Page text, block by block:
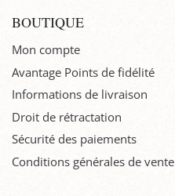
BOUTIQUE
Mon compte
Avantage Points de fidélité
Informations de livraison
Droit de rétractation
Sécurité des paiements
Conditions générales de vente